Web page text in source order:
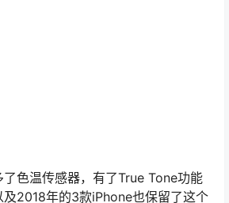
色温传感器，有了True Tone功能
2018年的3款iPhone也保留了这个